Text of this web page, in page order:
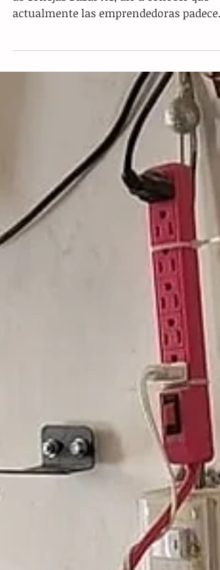
Tuxtla .- Guadalupe Mena, representante
actualmente las emprendedoras padecen